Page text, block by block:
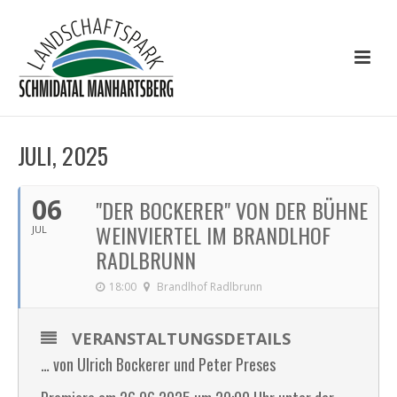
JULI, 2025
06
JUL
"DER BOCKERER" VON DER BÜHNE
WEINVIERTEL IM BRANDLHOF
RADLBRUNN
18:00 Brandlhof Radlbrunn
VERANSTALTUNGSDETAILS
… von Ulrich Bockerer und Peter Preses